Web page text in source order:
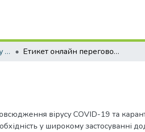
Кафедра Менеджменту та публічного адміністрування Етикет онлайн переговорів
вірусу COVID-19 та
у широкому застосуванні